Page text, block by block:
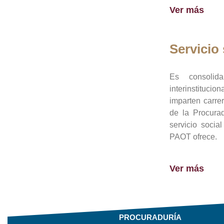
Ver más
Servicio
Es
imparten
de la
servicio
PAOT ofrece.
Ver más
PROCURADURÍA